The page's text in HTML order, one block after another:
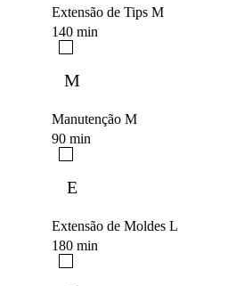
Extensão de Tips M
140 min
M
Manutenção M
90 min
E
Extensão de Moldes L
180 min